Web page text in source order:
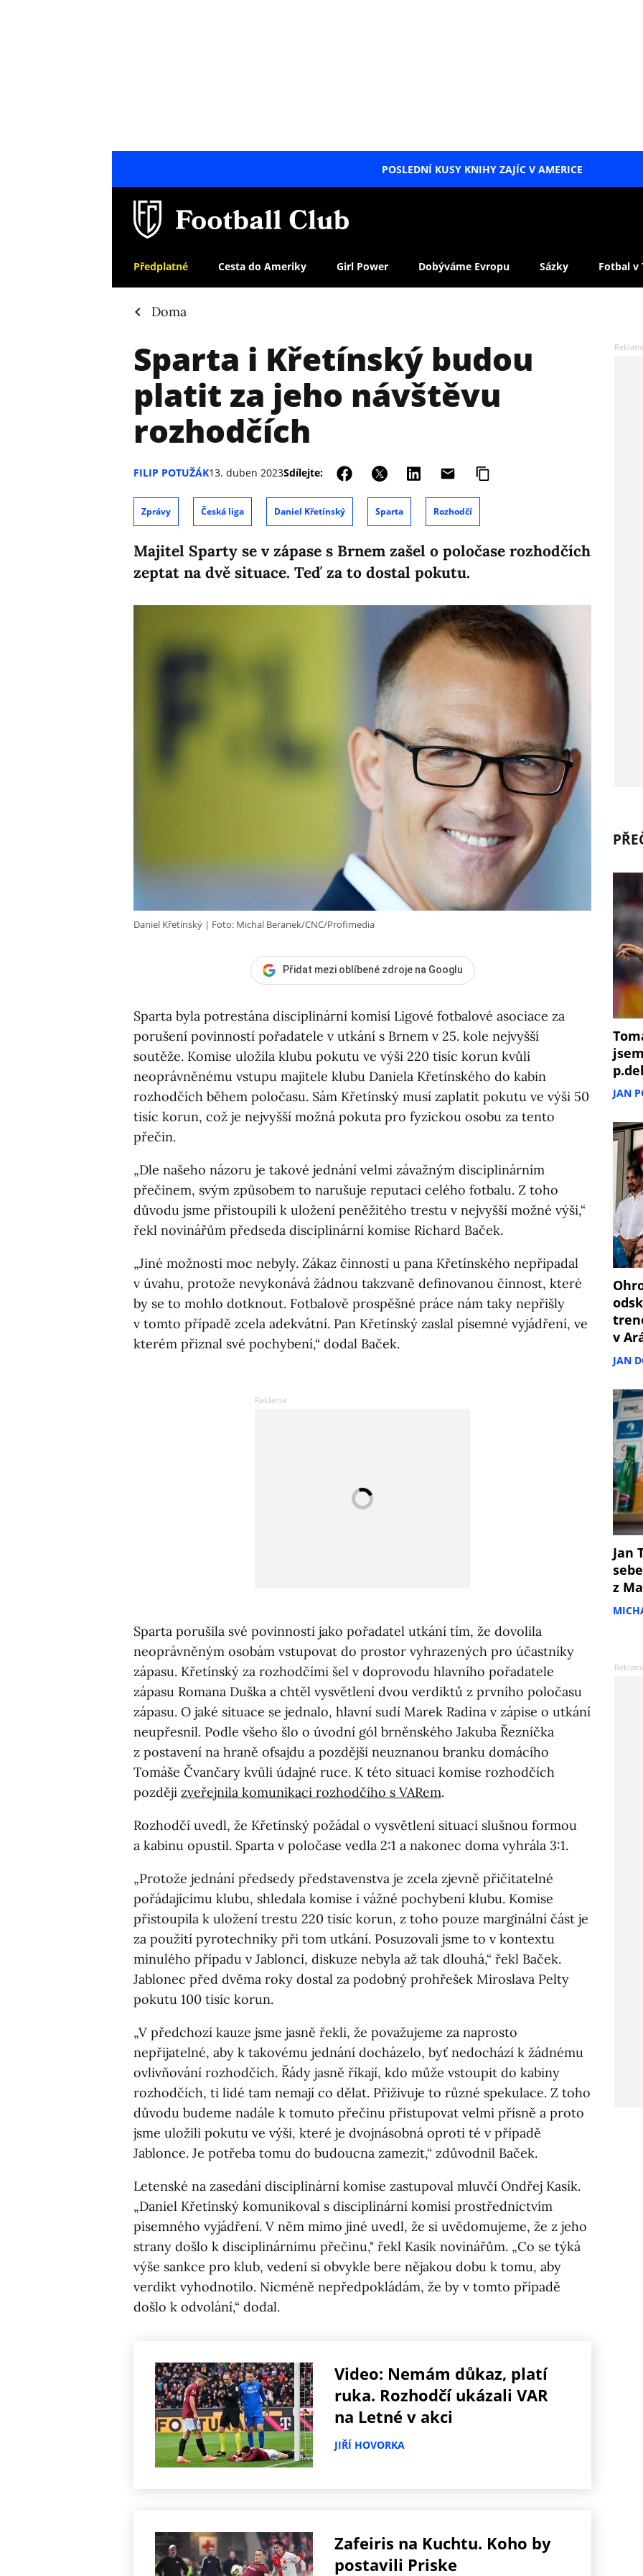
POSLEDNÍ KUSY KNIHY ZAJÍC V AMERICE
Předplatné Cesta do Ameriky Girl Power Dobýváme Evropu Sázky Fotbal v
Doma
Sparta i Křetínský budou
platit za jeho návštěvu
rozhodčích
FILIP POTUŽÁK13. duben 2023Sdílejte:
Zprávy Česká liga Daniel Křetínský Sparta Rozhodčí
Majitel Sparty se v zápase s Brnem zašel o poločase rozhodčích
zeptat na dvě situace. Teď za to dostal pokutu.
Daniel Křetínský Foto: Michal Beranek/CNC/Profimedia
Přidat mezi oblíbené zdroje na Googlu
Sparta byla potrestána disciplinární komisí Ligové fotbalové asociace za
porušení povinností pořadatele v utkání s Brnem v 25. kole nejvyšší
soutěže. Komise uložila klubu pokutu ve výši 220 tisíc korun kvůli
neoprávněnému vstupu majitele klubu Daniela Křetínského do kabin
rozhodčích během poločasu. Sám Křetínský musí zaplatit pokutu ve výši 50
tisíc korun, což je nejvyšší možná pokuta pro fyzickou osobu za tento
přečin.
„Dle našeho názoru je takové jednání velmi závažným disciplinárním
přečinem, svým způsobem to narušuje reputaci celého fotbalu. Z toho
důvodu jsme přistoupili k uložení peněžitého trestu v nejvyšší možné výši,“
řekl novinářům předseda disciplinární komise Richard Baček.
„Jiné možnosti moc nebyly. Zákaz činnosti u pana Křetínského nepřipadal
v úvahu, protože nevykonává žádnou takzvaně definovanou činnost, které
by se to mohlo dotknout. Fotbalově prospěšné práce nám taky nepřišly
v tomto případě zcela adekvátní. Pan Křetínský zaslal písemné vyjádření, ve
kterém přiznal své pochybení,“ dodal Baček.
Sparta porušila své povinnosti jako pořadatel utkání tím, že dovolila
neoprávněným osobám vstupovat do prostor vyhrazených pro účastníky
zápasu. Křetínský za rozhodčími šel v doprovodu hlavního pořadatele
zápasu Romana Duška a chtěl vysvětlení dvou verdiktů z prvního poločasu
zápasu. O jaké situace se jednalo, hlavní sudí Marek Radina v zápise o utkání
neupřesnil. Podle všeho šlo o úvodní gól brněnského Jakuba Řezníčka
z postavení na hraně ofsajdu a pozdější neuznanou branku domácího
Tomáše Čvančary kvůli údajné ruce. K této situaci komise rozhodčích
později zveřejnila komunikaci rozhodčího s VARem.
Rozhodčí uvedl, že Křetínský požádal o vysvětlení situací slušnou formou
a kabinu opustil. Sparta v poločase vedla 2:1 a nakonec doma vyhrála 3:1.
„Protože jednání předsedy představenstva je zcela zjevně přičitatelné
pořádajícímu klubu, shledala komise i vážné pochybení klubu. Komise
přistoupila k uložení trestu 220 tisíc korun, z toho pouze marginální část je
za použití pyrotechniky při tom utkání. Posuzovali jsme to v kontextu
minulého případu v Jablonci, diskuze nebyla až tak dlouhá,“ řekl Baček.
Jablonec před dvěma roky dostal za podobný prohřešek Miroslava Pelty
pokutu 100 tisíc korun.
„V předchozí kauze jsme jasně řekli, že považujeme za naprosto
nepřijatelné, aby k takovému jednání docházelo, byť nedochází k žádnému
ovlivňování rozhodčích. Řády jasně říkají, kdo může vstoupit do kabiny
rozhodčích, ti lidé tam nemají co dělat. Přiživuje to různé spekulace. Z toho
důvodu budeme nadále k tomuto přečinu přistupovat velmi přísně a proto
jsme uložili pokutu ve výši, které je dvojnásobná oproti té v případě
Jablonce. Je potřeba tomu do budoucna zamezit,“ zdůvodnil Baček.
Letenské na zasedání disciplinární komise zastupoval mluvčí Ondřej Kasík.
„Daniel Křetínský komunikoval s disciplinární komisí prostřednictvím
písemného vyjádření. V něm mimo jiné uvedl, že si uvědomujeme, že z jeho
strany došlo k disciplinárnímu přečinu," řekl Kasík novinářům. „Co se týká
výše sankce pro klub, vedení si obvykle bere nějakou dobu k tomu, aby
verdikt vyhodnotilo. Nicméně nepředpokládám, že by v tomto případě
došlo k odvolání,“ dodal.
Video: Nemám důkaz, platí
ruka. Rozhodčí ukázali VAR
na Letné v akci
JIŘÍ HOVORKA
Zafeiris na Kuchtu. Koho by
postavili Priske
p.del
JAN
v
JAN
Jan
z